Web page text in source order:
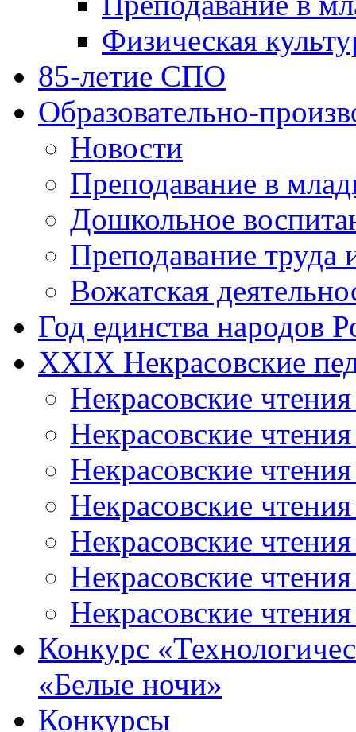
Физическая
85-летие СПО
Образовательно-
Новости
Преподавание в
Дошкольное
Преподавание труда
Вожатская
Год единства народов
XXIX Некрасовские
Некрасовские
Некрасовские
Некрасовские
Некрасовские
Некрасовские
Некрасовские
Некрасовские
Конкурс
«Белые ночи»
Конкурсы